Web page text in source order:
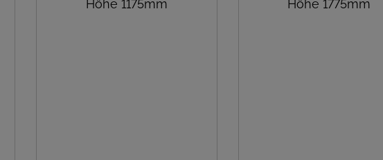
Höhe 1175mm Höhe 1775mm